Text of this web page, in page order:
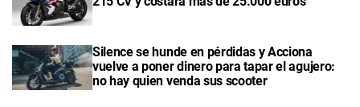
Silence se hunde en pérdidas y Acciona
vuelve a poner dinero para tapar el agujero:
no hay quien venda sus scooter